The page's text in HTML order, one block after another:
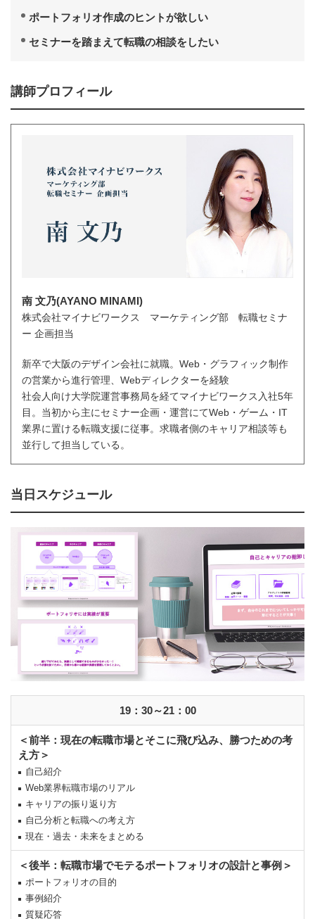
ポートフォリオ作成のヒントが欲しい
セミナーを踏まえて転職の相談をしたい
講師プロフィール
南 文乃(AYANO MINAMI)
株式会社マイナビワークス マーケティング部 転職セミナ
ー 企画担当
新卒で大阪のデザイン会社に就職。Web・グラフィック制作
の営業から進行管理、Webディレクターを経験
社会人向け大学院運営事務局を経てマイナビワークス入社5年
目。当初から主にセミナー企画・運営にてWeb・ゲーム・IT
業界に置ける転職支援に従事。求職者側のキャリア相談等も
並行して担当している。
当日スケジュール
19：30～21：00
＜前半：現在の転職市場とそこに飛び込み、勝つための考
え方＞
自己紹介
Web業界転職市場のリアル
キャリアの振り返り方
自己分析と転職への考え方
現在・過去・未来をまとめる
＜後半：転職市場でモテるポートフォリオの設計と事例＞
ポートフォリオの目的
事例紹介
質疑応答